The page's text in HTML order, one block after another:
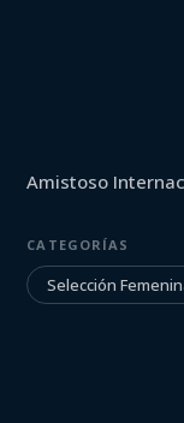
Uruguay vs
Amistoso
CATEGORÍAS
Selección